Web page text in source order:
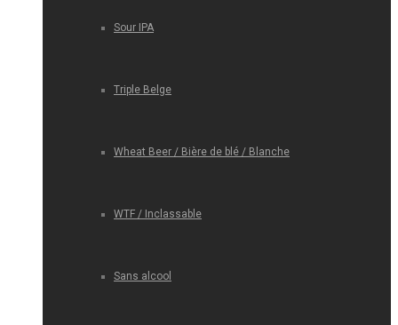
Sour IPA
Triple Belge
Wheat Beer / Bière de blé / Blanche
WTF / Inclassable
Sans alcool